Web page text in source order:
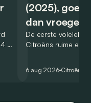
en
(2025), goed
dan vroeger
De eerste
Citroëns ruime en
dat ook gelukt?
6 aug 2026 Citroën